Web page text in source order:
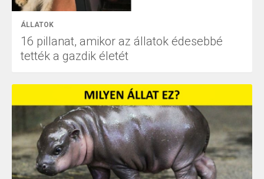
ÁLLATOK
16 pillanat, amikor az állatok édesebbé
tették a gazdik életét